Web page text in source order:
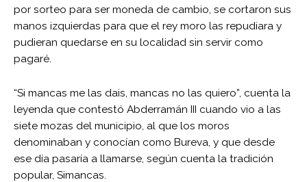
por sorteo para ser moneda de cambio, se cortaron sus
manos izquierdas para que el rey moro las repudiara y
pudieran quedarse en su localidad sin servir como
pagaré.
“Si mancas me las dais, mancas no las quiero”, cuenta la
leyenda que contestó Abderramán III cuando vio a las
siete mozas del municipio, al que los moros
denominaban y conocían como Bureva, y que desde
ese día pasaría a llamarse, según cuenta la tradición
popular, Simancas.